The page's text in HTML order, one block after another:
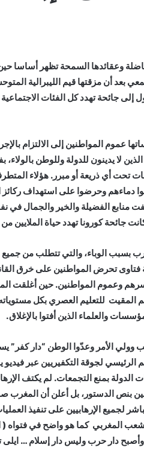
وعقائدها السمحة تظهر أساسا
بعد أن مزقتها قيم الليبرالية
جائحة تهدد كل الفئات الاجتماعية
المواطنين إلى الالتزام
لا يدينون للدولة وللوطن
تحت أي ذريعة أو مبرر. هؤلاء
دماءهم وحرضوا على استهداف
منابع الفضيلة والخير والجمال في
جائحة كورونا تهدد حياة الملايين من
بسبب الوباء، والتي تتطلب من جميع
تحرض المواطنين على خرق القانون
وعموم المواطنين. حين أغلقت
المقيت للتعليم العصري بكل
والعلماء الذين أفتوا بالإغلاق.
وولي الأمر وعدّوا الوطن “دار كفر”
الرئيسي لجوقة التكفيريين عبر
بمنع التجمعات. لم يكتف
بنص الدستور، بل أعلن أن المغرب
الإرهابيين على تنفيذ
المغربي كما هو واضح في فتواه (
وأصبح دار حرب وليس دار إسلام …